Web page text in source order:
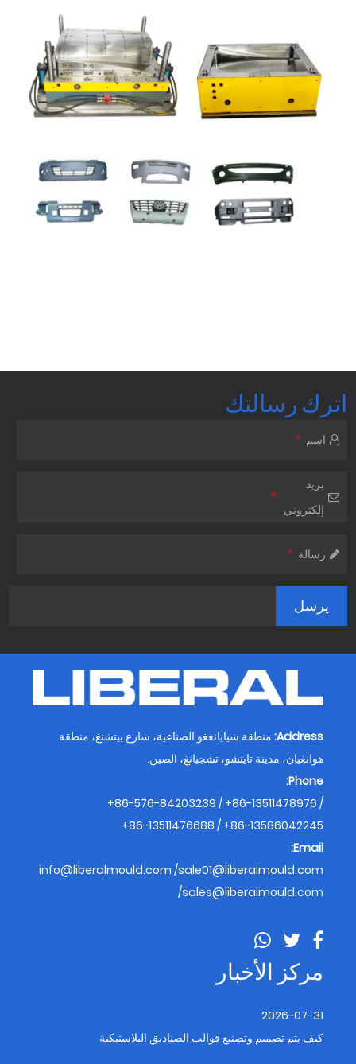
اترك رسالتك
اسم *
بريد
إلكتروني
*
رسالة *
Address: منطقة شيايانغغو الصناعية، شارع بيتشنغ، منطقة
هوانغيان، مدينة تايتشو، تشجيانغ، الصين.
Phone:
+86-576-84203239 / +86-13511478976 /
+86-13511476688 / +86-13586042245
Email:
info@liberalmould.com /sale01@liberalmould.com
/sales@liberalmould.com
مركز الأخبار
2026-07-31
كيف يتم تصميم وتصنيع قوالب الصناديق البلاستيكية